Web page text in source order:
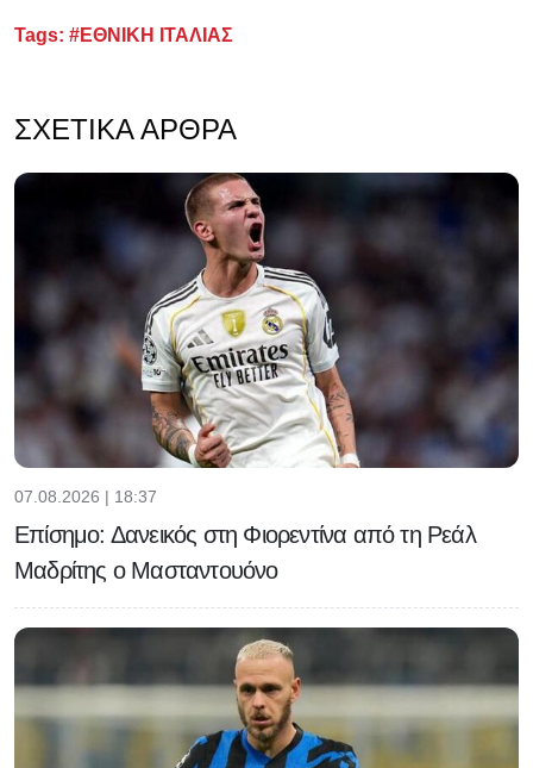
Tags: #ΕΘΝΙΚΗ ΙΤΑΛΙΑΣ
ΣΧΕΤΙΚΆ ΆΡΘΡΑ
07.08.2026 | 18:37
Επίσημο: Δανεικός στη Φιορεντίνα από τη Ρεάλ
Μαδρίτης ο Μασταντουόνο